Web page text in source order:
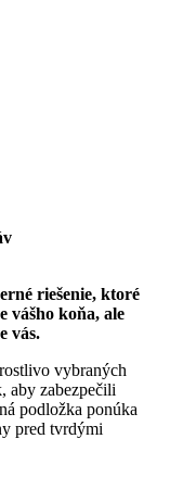
riešenie, ktoré
vášho koňa, ale
vás.
vybraných
aby zabezpečili
podložka ponúka
pred tvrdými